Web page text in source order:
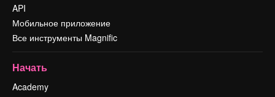
API
Мобильное приложение
Все инструменты Magnific
Начать
Academy